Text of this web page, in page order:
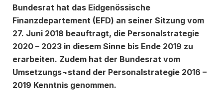
Bundesrat hat das Eidgenössische
Finanzdepartement (EFD) an seiner Sitzung vom
27. Juni 2018 beauftragt, die Personalstrategie
2020 – 2023 in diesem Sinne bis Ende 2019 zu
erarbeiten. Zudem hat der Bundesrat vom
Umsetzungs¬stand der Personalstrategie 2016 –
2019 Kenntnis genommen.